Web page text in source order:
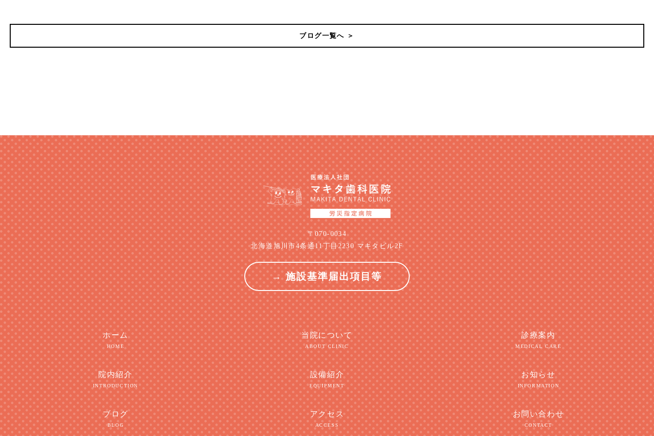
ブログ一覧へ ＞
〒070-0034
北海道旭川市4条通11丁目2230 マキタビル2F
→ 施設基準届出項目等
ホーム
HOME
当院について
ABOUT CLINIC
診療案内
MEDICAL CARE
院内紹介
INTRODUCTION
設備紹介
EQUIPMENT
お知らせ
INFORMATION
ブログ
BLOG
アクセス
ACCESS
お問い合わせ
CONTACT